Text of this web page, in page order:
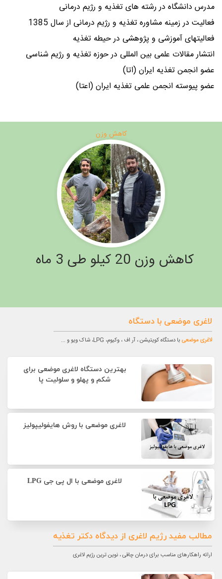
مدرس دانشگاه در رشته های تغذیه و رژیم درمانی
فعالیت در زمینه مشاوره تغذیه و رژیم درمانی از سال 1385
فعالیتهای آموزشی و پژوهشی در حیطه تغذیه
انتشار مقالات علمی بین المللی در حوزه تغذیه و رژیم شناسی
عضو انجمن تغذیه ایران (اتا)
عضو پیوسته انجمن علمی تغذیه ایران (اعتا)
کاهش وزن
کاهش وزن 20 کیلو طی 3 ماه
لاغری موضعی با دستگاه
لاغری موضعی با دستگاه کویتیشن ، آر اف ، وکیوم، LPG، شاک ویو و ...
بهترین دستگاه لاغری موضعی برای
شکم و پهلو و سلولیت پا
لاغری موضعی با روش هایفولیپولیز
لاغری موضعی با ال پی جی LPG
مطالب مفید رژیم لاغری از دیدگاه دکتر تغذیه
ارائه راهکارهای مناسب برای درمان چاقی ، نوین ترین رژیم لاغری